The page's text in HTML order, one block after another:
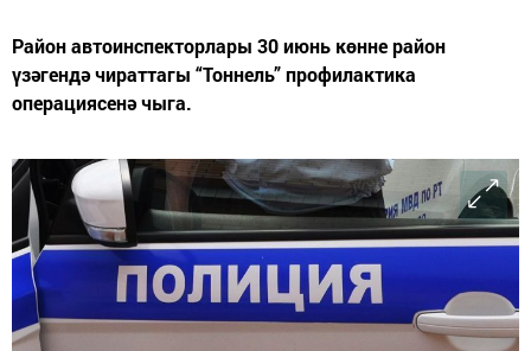
Район автоинспекторлары 30 июнь көнне район
үзәгендә чираттагы “Тоннель” профилактика
операциясенә чыга.